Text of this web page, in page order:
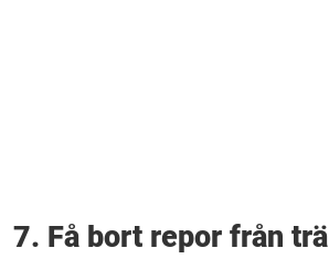
7. Få bort repor från trä